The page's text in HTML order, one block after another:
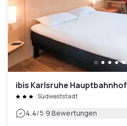
ibis Karlsruhe Hauptbahnhof
Südweststadt
4.4/5|9 Bewertungen